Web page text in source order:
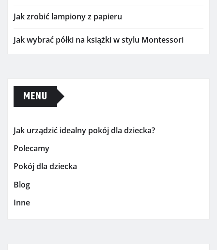
Jak zrobić lampiony z papieru
Jak wybrać półki na książki w stylu Montessori
MENU
Jak urządzić idealny pokój dla dziecka?
Polecamy
Pokój dla dziecka
Blog
Inne